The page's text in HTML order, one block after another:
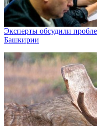
Эксперты обсудили
Башкирии